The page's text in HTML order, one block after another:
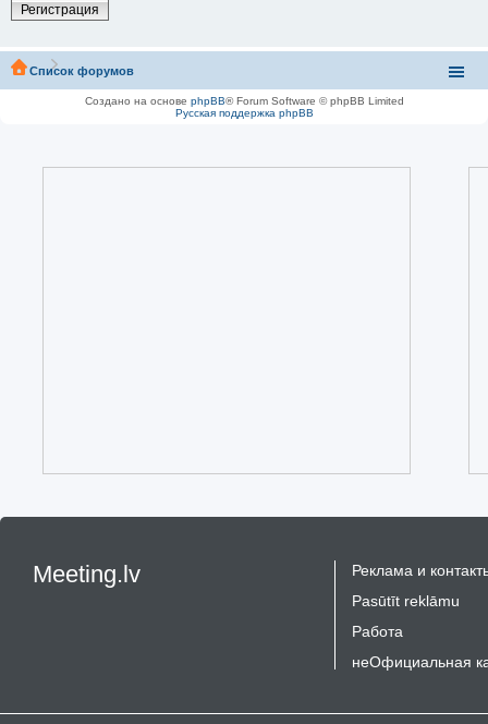
Регистрация
Список форумов
Создано на основе phpBB® Forum Software © phpBB Limited
Русская поддержка phpBB
Meeting.lv
Реклама и
Pasūtīt reklāmu
Работа
неОфициальная